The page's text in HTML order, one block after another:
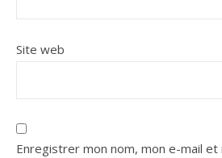
Site web
Enregistrer mon nom, mon e-mail et